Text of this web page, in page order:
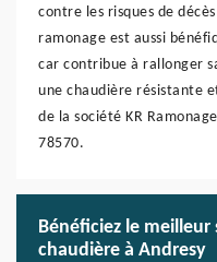
contre les risques de
ramonage est aussi
car contribue à rallonger
une chaudière résistante
de la société KR
78570.
Bénéficiez le
chaudière à Andresy